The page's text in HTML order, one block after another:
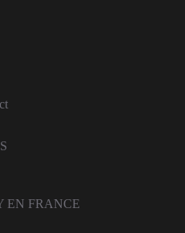
EN FRANCE